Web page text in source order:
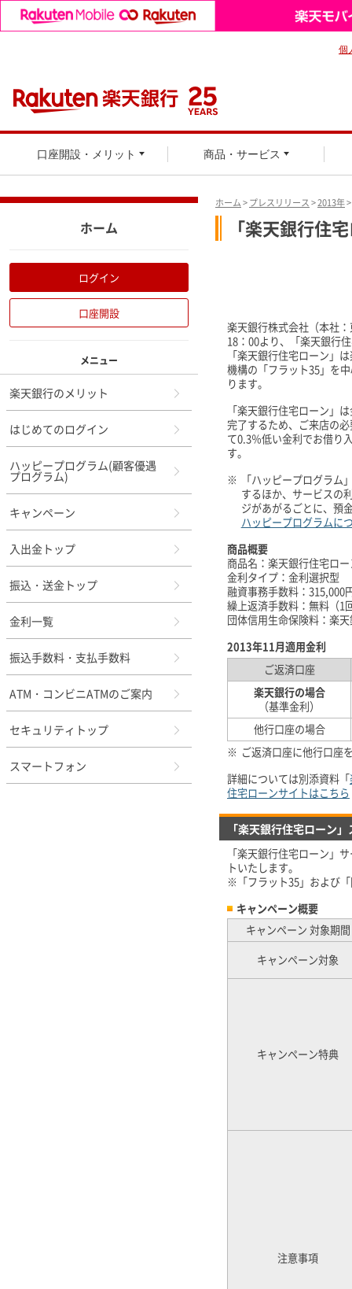
口座開設・メリット 商品・サービス
個
ホーム>プレスリリース>2013年
「楽天銀行住
楽天銀行株式会社（本社
18：00より、「楽天銀行
「楽天銀行住宅ローン」
機構の「フラット35」を
ります。
「楽天銀行住宅ローン」
完了するため、ご来店の
て0.3％低い金利でお借り
す。
※
「ハッピープログラ
するほか、サービスの
ジがあがるごとに、預
ハッピープログラムに
商品概要
商品名：楽天銀行住宅ロ
金利タイプ：金利選択型
融資事務手数料：315,000
繰上返済手数料：無料（1
団体信用生命保険料：楽
2013年11月適用金利
ご返済口座
楽天銀行の場合
（基準金利）
他行口座の場合
※ ご返済口座に他行口座
詳細については別添資料「
住宅ローンサイトはこちら
「楽天銀行住宅ローン
「楽天銀行住宅ローン」
トいたします。
※「フラット35」および
キャンペーン概要
キャンペーン 対象期間
キャンペーン対象
キャンペーン特典
注意事項
ホーム
ログイン
口座開設
メニュー
楽天銀行のメリット
はじめてのログイン
ハッピープログラム(顧客優遇
プログラム)
キャンペーン
入出金トップ
振込・送金トップ
金利一覧
振込手数料・支払手数料
ATM・コンビニATMのご案内
セキュリティトップ
スマートフォン